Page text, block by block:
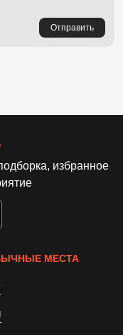
Отправить
избранное
МЕСТА